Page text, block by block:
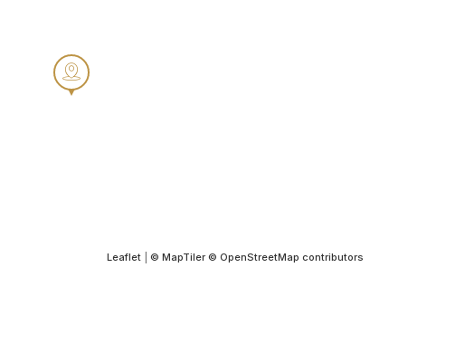
Leaflet| © MapTiler © OpenStreetMap contributors